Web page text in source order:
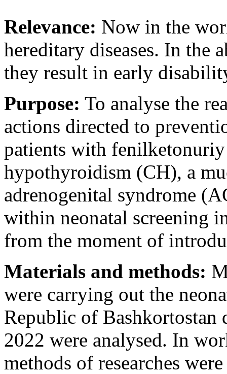
Relevance: Now in the
hereditary diseases. In the
they result in early
Purpose: To analyse the
actions directed to
patients with
hypothyroidism (CH), a
adrenogenital syndrome
within neonatal screening
from the moment of
Materials and methods:
were carrying out the
Republic of
2022 were analysed. In
methods of researches